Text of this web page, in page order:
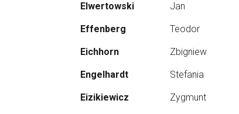
Elwertowski Jan
Effenberg Teodor
Eichhorn Zbigniew
Engelhardt Stefania
Eizikiewicz Zygmunt